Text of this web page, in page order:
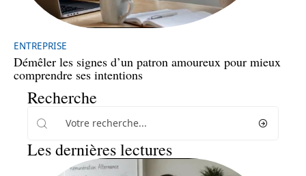
ENTREPRISE
Démêler les signes d’un patron amoureux pour mieux
comprendre ses intentions
Recherche
Les dernières lectures